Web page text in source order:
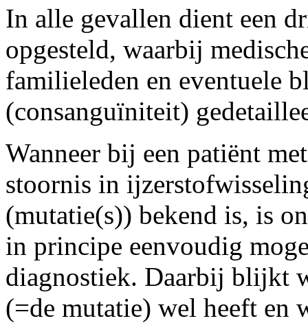
In alle gevallen dient een
opgesteld, waarbij
familieleden en eventuele
(consanguïniteit)
Wanneer bij een patiënt
stoornis in
(mutatie(s)) bekend is, is
in principe eenvoudig
diagnostiek. Daarbij blijkt
(=de mutatie) wel heeft en